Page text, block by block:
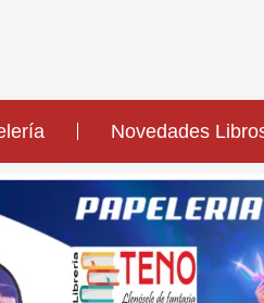
Novedades